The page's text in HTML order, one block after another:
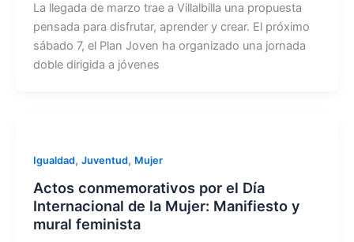
La llegada de marzo trae a Villalbilla una propuesta
pensada para disfrutar, aprender y crear. El próximo
sábado 7, el Plan Joven ha organizado una jornada
doble dirigida a jóvenes
Igualdad, Juventud, Mujer
Actos conmemorativos por el Día
Internacional de la Mujer: Manifiesto y
mural feminista